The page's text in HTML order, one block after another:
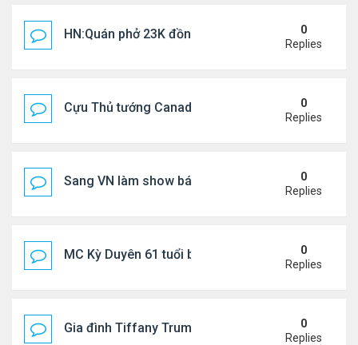
HN:Quán phở 23K đồng một bát, 7 năm không
0
Replies
Cựu Thủ tướng Canada thoa kem chống nắng
0
Replies
Sang VN làm show bán vé giá "trên trời"
0
Replies
MC Kỳ Duyên 61 tuổi bị soi nhan sắc khi 0
Replies
Gia đình Tiffany Trump đi nghỉ ở Spain
0
Replies